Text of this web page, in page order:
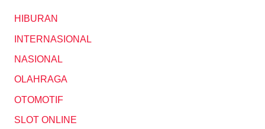
HIBURAN
INTERNASIONAL
NASIONAL
OLAHRAGA
OTOMOTIF
SLOT ONLINE